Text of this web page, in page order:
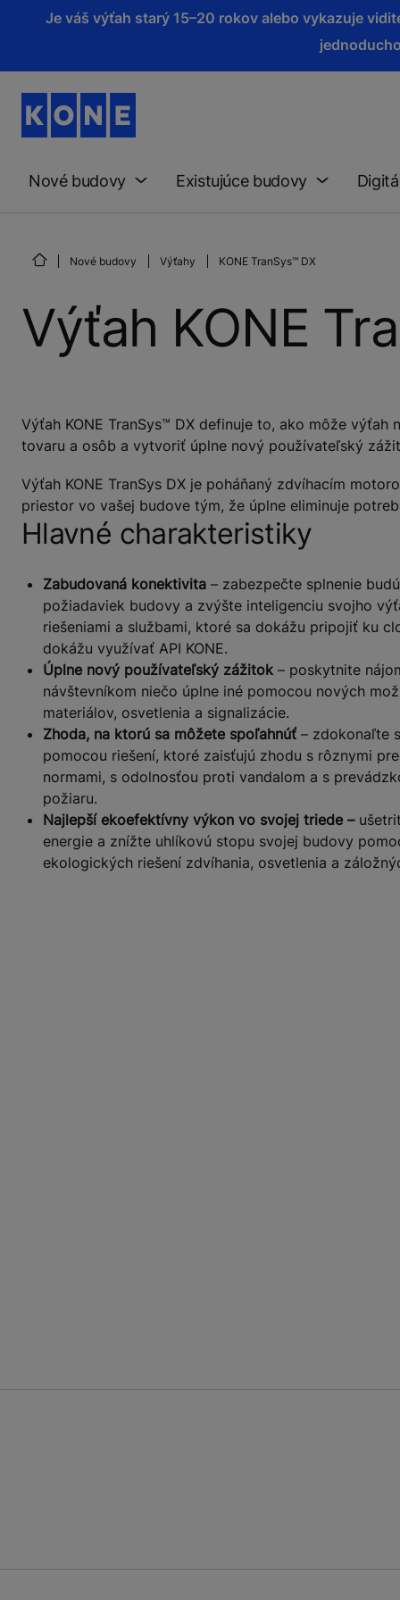
Je váš výťah starý 15–20 rokov alebo vykazuje
Nové budovy Existujúce budovy
Nové budovy Výťahy KONE TranSys™ DX
Výťah KONE
Výťah KONE TranSys™ DX definuje to, ako môže
tovaru a osôb a vytvoriť úplne nový používateľský
Výťah KONE TranSys DX je poháňaný zdvíhacím
priestor vo vašej budove tým, že úplne eliminuje
Hlavné charakteristiky
Zabudovaná konektivita – zabezpečte splnenie
požiadaviek budovy a zvýšte inteligenciu svojho
riešeniami a službami, ktoré sa dokážu pripojiť ku
dokážu využívať API KONE.
Úplne nový používateľský zážitok – poskytnite
návštevníkom niečo úplne iné pomocou nových
materiálov, osvetlenia a signalizácie.
Zhoda, na ktorú sa môžete spoľahnúť – zdokonaľte
pomocou riešení, ktoré zaisťujú zhodu s rôznymi
normami, s odolnosťou proti vandalom a s
požiaru.
Najlepší ekoefektívny výkon vo svojej triede –
energie a znížte uhlíkovú stopu svojej budovy
ekologických riešení zdvíhania, osvetlenia a